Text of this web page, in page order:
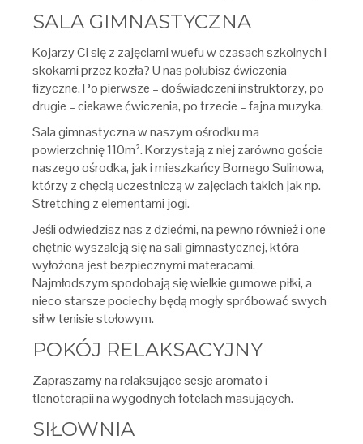
SALA GIMNASTYCZNA
Kojarzy Ci się z zajęciami wuefu w czasach szkolnych i
skokami przez kozła? U nas polubisz ćwiczenia
fizyczne. Po pierwsze – doświadczeni instruktorzy, po
drugie – ciekawe ćwiczenia, po trzecie – fajna muzyka.
Sala gimnastyczna w naszym ośrodku ma
powierzchnię 110m². Korzystają z niej zarówno goście
naszego ośrodka, jak i mieszkańcy Bornego Sulinowa,
którzy z chęcią uczestniczą w zajęciach takich jak np.
Stretching z elementami jogi.
Jeśli odwiedzisz nas z dziećmi, na pewno również i one
chętnie wyszaleją się na sali gimnastycznej, która
wyłożona jest bezpiecznymi materacami.
Najmłodszym spodobają się wielkie gumowe piłki, a
nieco starsze pociechy będą mogły spróbować swych
sił w tenisie stołowym.
POKÓJ RELAKSACYJNY
Zapraszamy na relaksujące sesje aromato i
tlenoterapii na wygodnych fotelach masujących.
SIŁOWNIA